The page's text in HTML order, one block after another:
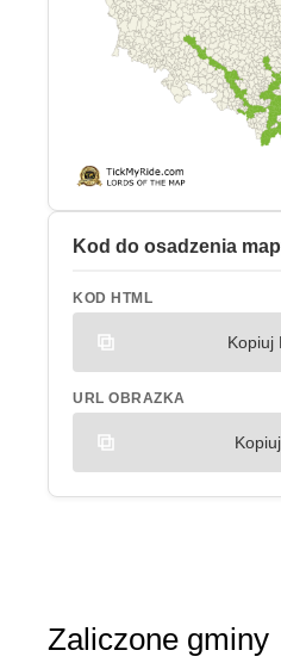
Kod do osadzenia
KOD HTML
Kopiuj
URL OBRAZKA
Zaliczone gminy